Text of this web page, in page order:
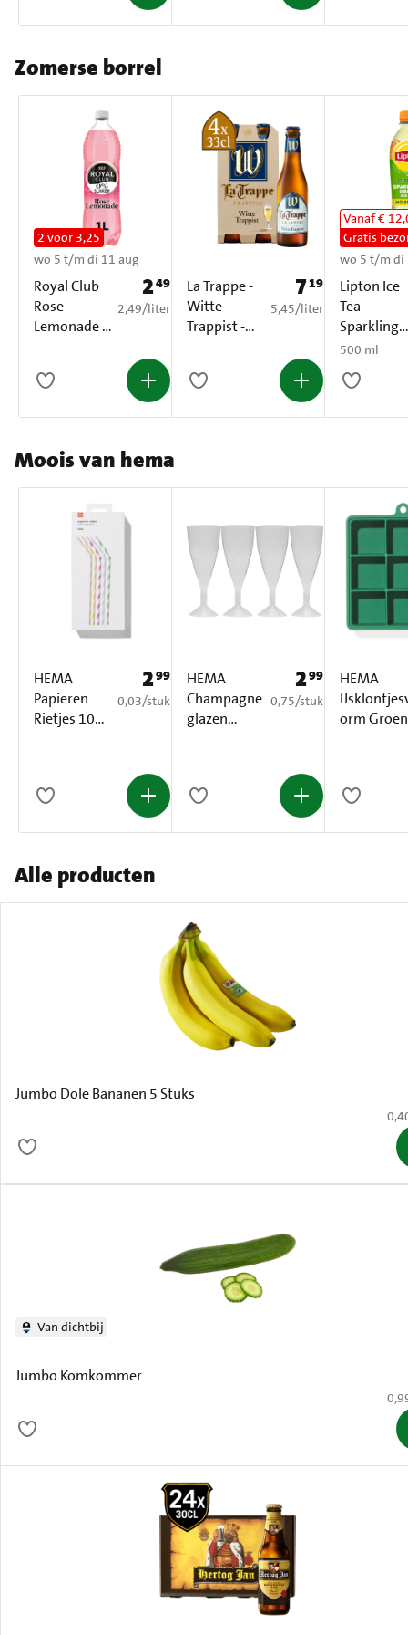
Zomerse borrel
Royal Club
Rose
Lemonade 0
2 voor 3,25
wo 5 t/m di 11 aug
Prijs: € 2,49
249
€ 2,49 per liter
2,49/liter
La Trappe -
Witte
Trappist -
Prijs: € 7,19
719
€ 5,45 per liter
5,45/liter
Lipton Ice
Tea
Sparkling
Green
500 ml
500 ml
Vanaf €
Gratis
wo 5 t/m di
Moois van hema
HEMA
Papieren
Rietjes 100
Prijs: € 2,99
299
€ 0,03 per stuk
0,03/stuk
HEMA
Champagne
glazen
Prijs: € 2,99
299
€ 0,75 per stuk
0,75/stuk
HEMA
orm Groen
Alle producten
Jumbo Dole Bananen 5 Stuks
€
Jumbo Komkommer
Van dichtbij
€